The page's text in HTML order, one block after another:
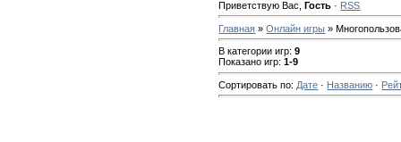
Приветствую Вас ,Гость · RSS
Главная »Онлайн игры »
В категории игр:9
Показано игр:1-9
Сортировать по: Дате · Названию ·